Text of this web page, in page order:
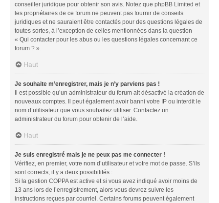
conseiller juridique pour obtenir son avis. Notez que phpBB Limited et
les propriétaires de ce forum ne peuvent pas fournir de conseils
juridiques et ne sauraient être contactés pour des questions légales de
toutes sortes, à l’exception de celles mentionnées dans la question
« Qui contacter pour les abus ou les questions légales concernant ce
forum ? ».
Haut
Je souhaite m’enregistrer, mais je n’y parviens pas !
Il est possible qu’un administrateur du forum ait désactivé la création de
nouveaux comptes. Il peut également avoir banni votre IP ou interdit le
nom d’utilisateur que vous souhaitez utiliser. Contactez un
administrateur du forum pour obtenir de l’aide.
Haut
Je suis enregistré mais je ne peux pas me connecter !
Vérifiez, en premier, votre nom d’utilisateur et votre mot de passe. S’ils
sont corrects, il y a deux possibilités :
Si la gestion COPPA est active et si vous avez indiqué avoir moins de
13 ans lors de l’enregistrement, alors vous devrez suivre les
instructions reçues par courriel. Certains forums peuvent également